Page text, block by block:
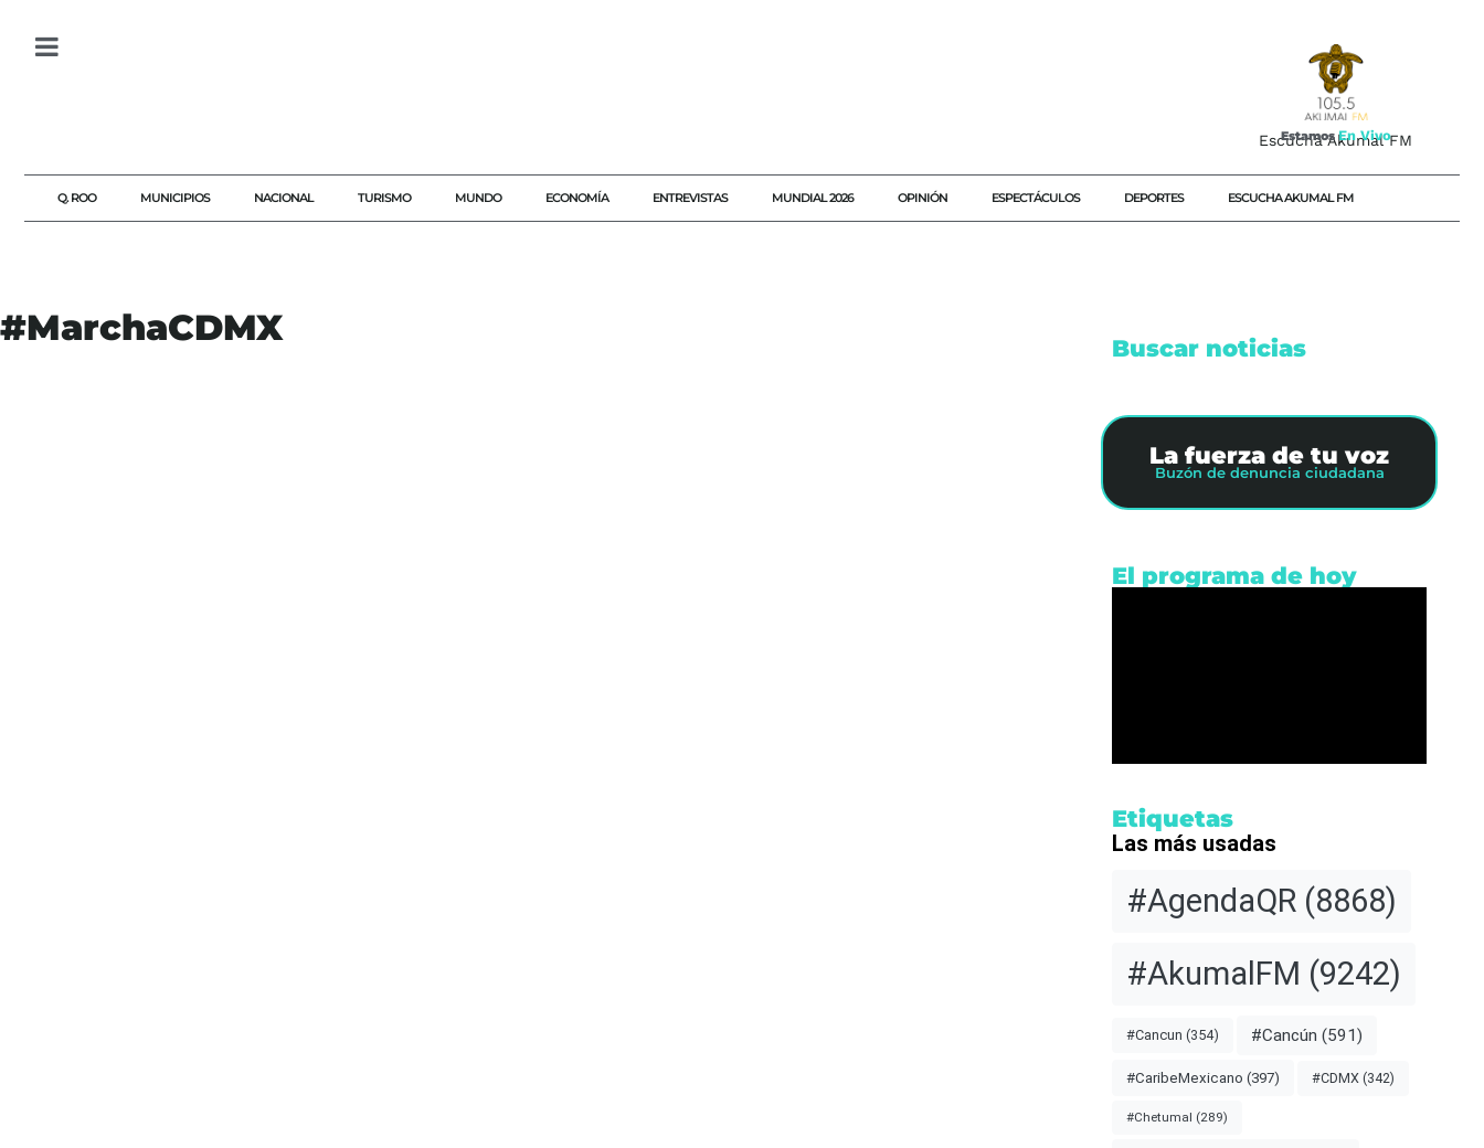
Escucha Akumal FM
Estamos En Vivo
Q. ROO MUNICIPIOS NACIONAL TURISMO MUNDO ECONOMÍA ENTREVISTAS MUNDIAL 2026 OPINIÓN ESPECTÁCULOS DEPORTES ESCUCHA AKUMAL FM
#MarchaCDMX Buscar noticias
La fuerza de tu voz
Buzón de denuncia ciudadana
El programa de hoy
Etiquetas
Las más usadas
#AgendaQR(8868)
#AkumalFM (9242)
#Cancun (354) #Cancún (591)
#CaribeMexicano (397) #CDMX(342)
#Chetumal (289)